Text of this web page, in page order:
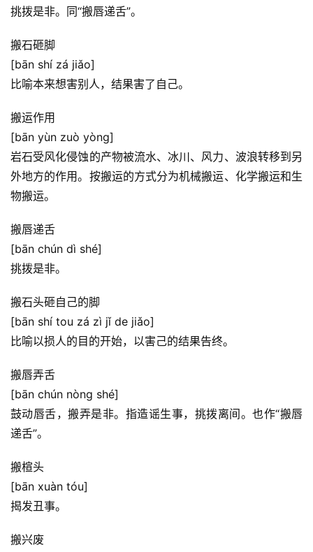
挑拨是非。同“搬唇递舌”。
搬石砸脚
[bān shí zá jiǎo]
比喻本来想害别人，结果害了自己。
搬运作用
[bān yùn zuò yòng]
岩石受风化侵蚀的产物被流水、冰川、风力、波浪转移到另
外地方的作用。按搬运的方式分为机械搬运、化学搬运和生
物搬运。
搬唇递舌
[bān chún dì shé]
挑拨是非。
搬石头砸自己的脚
[bān shí tou zá zì jǐ de jiǎo]
比喻以损人的目的开始，以害己的结果告终。
搬唇弄舌
[bān chún nòng shé]
鼓动唇舌，搬弄是非。指造谣生事，挑拨离间。也作“搬唇
递舌”。
搬楦头
[bān xuàn tóu]
揭发丑事。
搬兴废